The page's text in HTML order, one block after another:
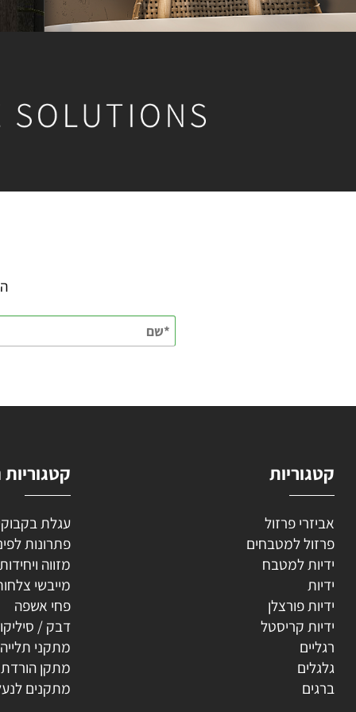
פרזול
למטבחים
למטבח
קטגוריות
עגלת בקבוקים
פתרונות לפינה
מזווה ויחידות
מייבשי צלחות